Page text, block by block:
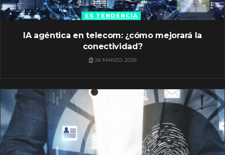
ES TENDENCIA
IA agéntica en telecom: ¿cómo mejorará la
conectividad?
26 MARZO, 2026